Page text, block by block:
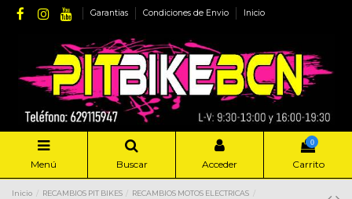
Garantias Condiciones de Envio Inicio
Menú Buscar Acceder
0
Carrito
Inicio RECAMBIOS PIT BIKES
RECAMBIOS MOTOS ELECTRICAS